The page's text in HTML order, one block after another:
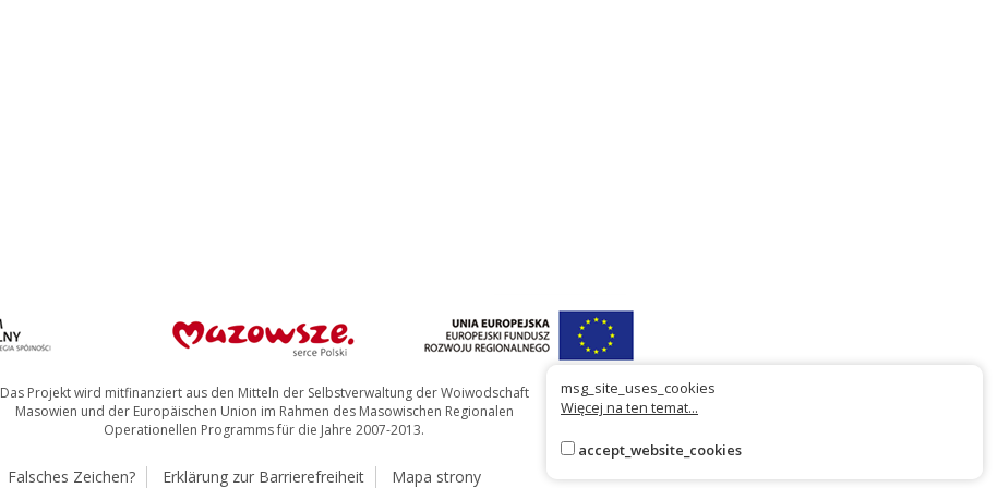
Das Projekt wird mitfinanziert aus den Mitteln der Selbstverwaltung der Woiwodschaft
Masowien und der Europäischen Union im Rahmen des Masowischen Regionalen
Operationellen Programms für die Jahre 2007-2013.
Falsches Zeichen? Erklärung zur Barrierefreiheit Mapa strony
msg_site_uses_cookies
Więcej na ten temat...
accept_website_cookies